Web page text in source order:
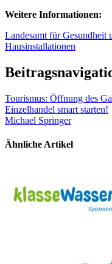
Weitere Informationen:
Landesamt für
Hausinstallationen
Tourismus: Öffnung des
Einzelhandel smart starten!
Michael Springer
Ähnliche Artikel